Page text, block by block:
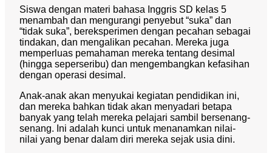
Siswa dengan materi bahasa Inggris SD kelas 5
menambah dan mengurangi penyebut “suka” dan
“tidak suka”, bereksperimen dengan pecahan sebagai
tindakan, dan mengalikan pecahan. Mereka juga
memperluas pemahaman mereka tentang desimal
(hingga seperseribu) dan mengembangkan kefasihan
dengan operasi desimal.
Anak-anak akan menyukai kegiatan pendidikan ini,
dan mereka bahkan tidak akan menyadari betapa
banyak yang telah mereka pelajari sambil bersenang-
senang. Ini adalah kunci untuk menanamkan nilai-
nilai yang benar dalam diri mereka sejak usia dini.